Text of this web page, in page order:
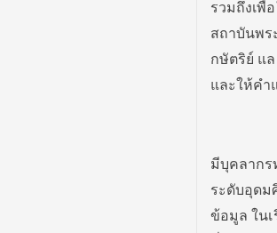
รวมถึงเพื่
สถาบันพร
กษัตริย์ แ
และให้คำ
มีบุคลากร
ระดับอุดม
ข้อมูล ใน